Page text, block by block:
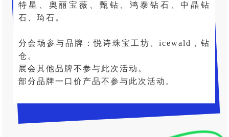
特星、奥丽宝薇、甄钻、鸿泰钻石、中晶钻
石、琦石。
分会场参与品牌：悦诗珠宝工坊、icewald，钻
仓。
展会其他品牌不参与此次活动。
部分品牌一口价产品不参与此次活动。